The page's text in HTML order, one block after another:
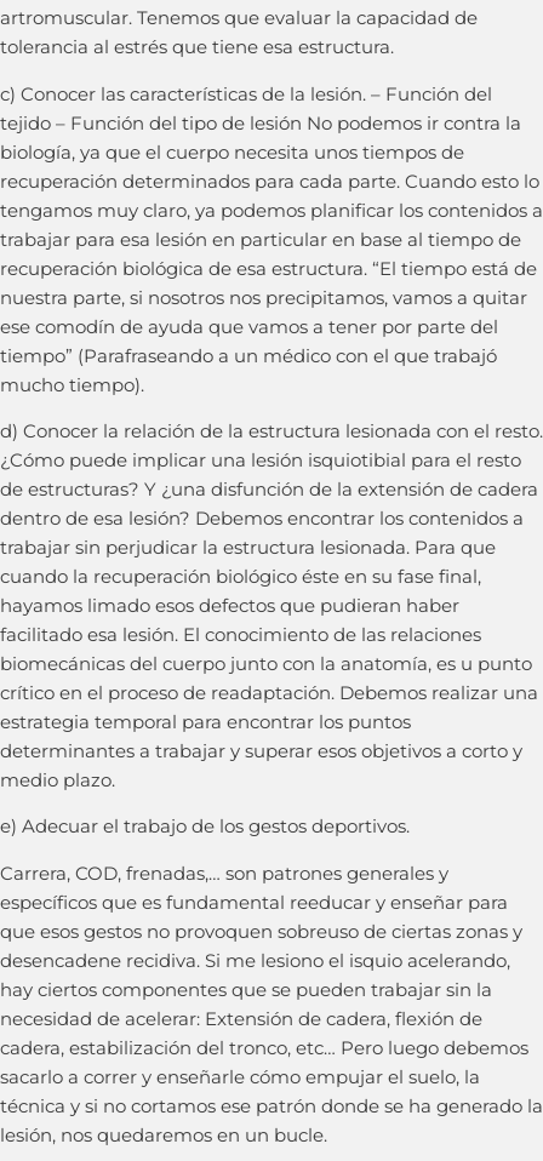
artromuscular. Tenemos que evaluar la capacidad de
tolerancia al estrés que tiene esa estructura.
c) Conocer las características de la lesión. – Función del
tejido – Función del tipo de lesión No podemos ir contra la
biología, ya que el cuerpo necesita unos tiempos de
recuperación determinados para cada parte. Cuando esto lo
tengamos muy claro, ya podemos planificar los contenidos a
trabajar para esa lesión en particular en base al tiempo de
recuperación biológica de esa estructura. “El tiempo está de
nuestra parte, si nosotros nos precipitamos, vamos a quitar
ese comodín de ayuda que vamos a tener por parte del
tiempo” (Parafraseando a un médico con el que trabajó
mucho tiempo).
d) Conocer la relación de la estructura lesionada con el resto.
¿Cómo puede implicar una lesión isquiotibial para el resto
de estructuras? Y ¿una disfunción de la extensión de cadera
dentro de esa lesión? Debemos encontrar los contenidos a
trabajar sin perjudicar la estructura lesionada. Para que
cuando la recuperación biológico éste en su fase final,
hayamos limado esos defectos que pudieran haber
facilitado esa lesión. El conocimiento de las relaciones
biomecánicas del cuerpo junto con la anatomía, es u punto
crítico en el proceso de readaptación. Debemos realizar una
estrategia temporal para encontrar los puntos
determinantes a trabajar y superar esos objetivos a corto y
medio plazo.
e) Adecuar el trabajo de los gestos deportivos.
Carrera, COD, frenadas,… son patrones generales y
específicos que es fundamental reeducar y enseñar para
que esos gestos no provoquen sobreuso de ciertas zonas y
desencadene recidiva. Si me lesiono el isquio acelerando,
hay ciertos componentes que se pueden trabajar sin la
necesidad de acelerar: Extensión de cadera, flexión de
cadera, estabilización del tronco, etc… Pero luego debemos
sacarlo a correr y enseñarle cómo empujar el suelo, la
técnica y si no cortamos ese patrón donde se ha generado la
lesión, nos quedaremos en un bucle.